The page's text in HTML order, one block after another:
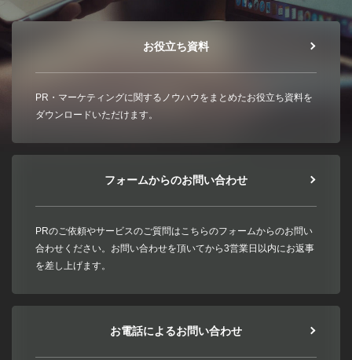
お役立ち資料
PR・マーケティングに関するノウハウをまとめたお役立ち資料を
ダウンロードいただけます。
フォームからのお問い合わせ
PRのご依頼やサービスのご質問はこちらのフォームからのお問い
合わせください。お問い合わせを頂いてから3営業日以内にお返事
を差し上げます。
お電話によるお問い合わせ